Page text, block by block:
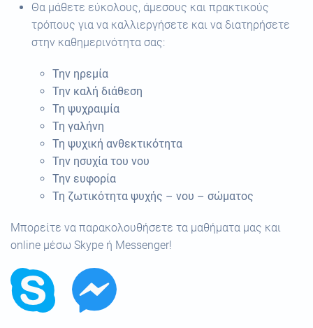
Θα μάθετε εύκολους, άμεσους και πρακτικούς
τρόπους για να καλλιεργήσετε και να διατηρήσετε
στην καθημερινότητα σας:
Την ηρεμία
Την καλή διάθεση
Τη ψυχραιμία
Τη γαλήνη
Τη ψυχική ανθεκτικότητα
Την ησυχία του νου
Την ευφορία
Τη ζωτικότητα ψυχής – νου – σώματος
Μπορείτε να παρακολουθήσετε τα μαθήματα μας και
online μέσω Skype ή Messenger!